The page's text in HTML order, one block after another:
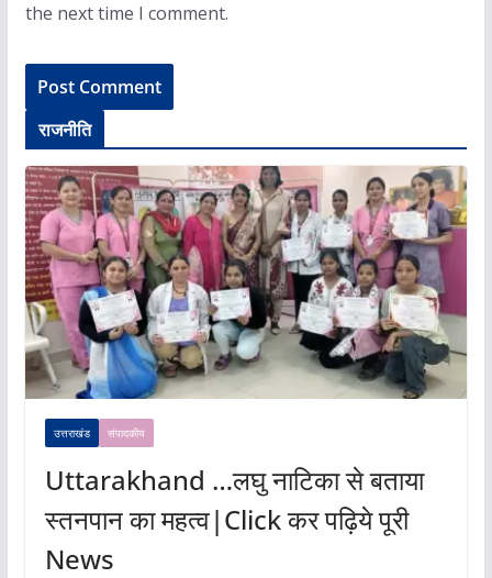
the next time I comment.
राजनीति
उत्तराखंड संपादकीय
Uttarakhand …लघु नाटिका से बताया
स्तनपान का महत्व|Click कर पढ़िये पूरी
News